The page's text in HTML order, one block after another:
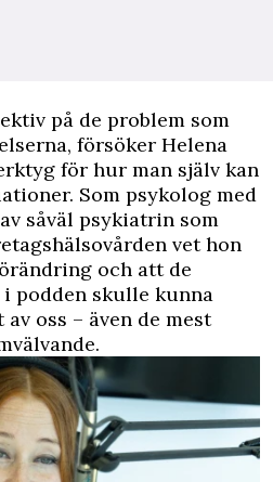
på de problem som
försöker Helena
för hur man själv kan
Som psykolog med
såväl psykiatrin som
vet hon
och att de
podden skulle kunna
oss – även de mest